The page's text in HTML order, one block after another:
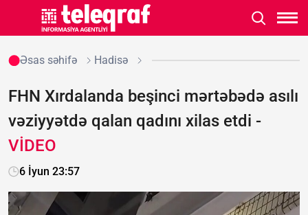
Əsas səhifə Hadisə
FHN Xırdalanda beşinci mərtəbədə asılı
vəziyyətdə qalan qadını xilas etdi -
VİDEO
6 İyun 23:57